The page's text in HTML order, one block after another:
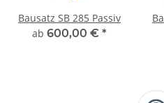
Bausatz SB 285 Passiv
ab 600,00 € *